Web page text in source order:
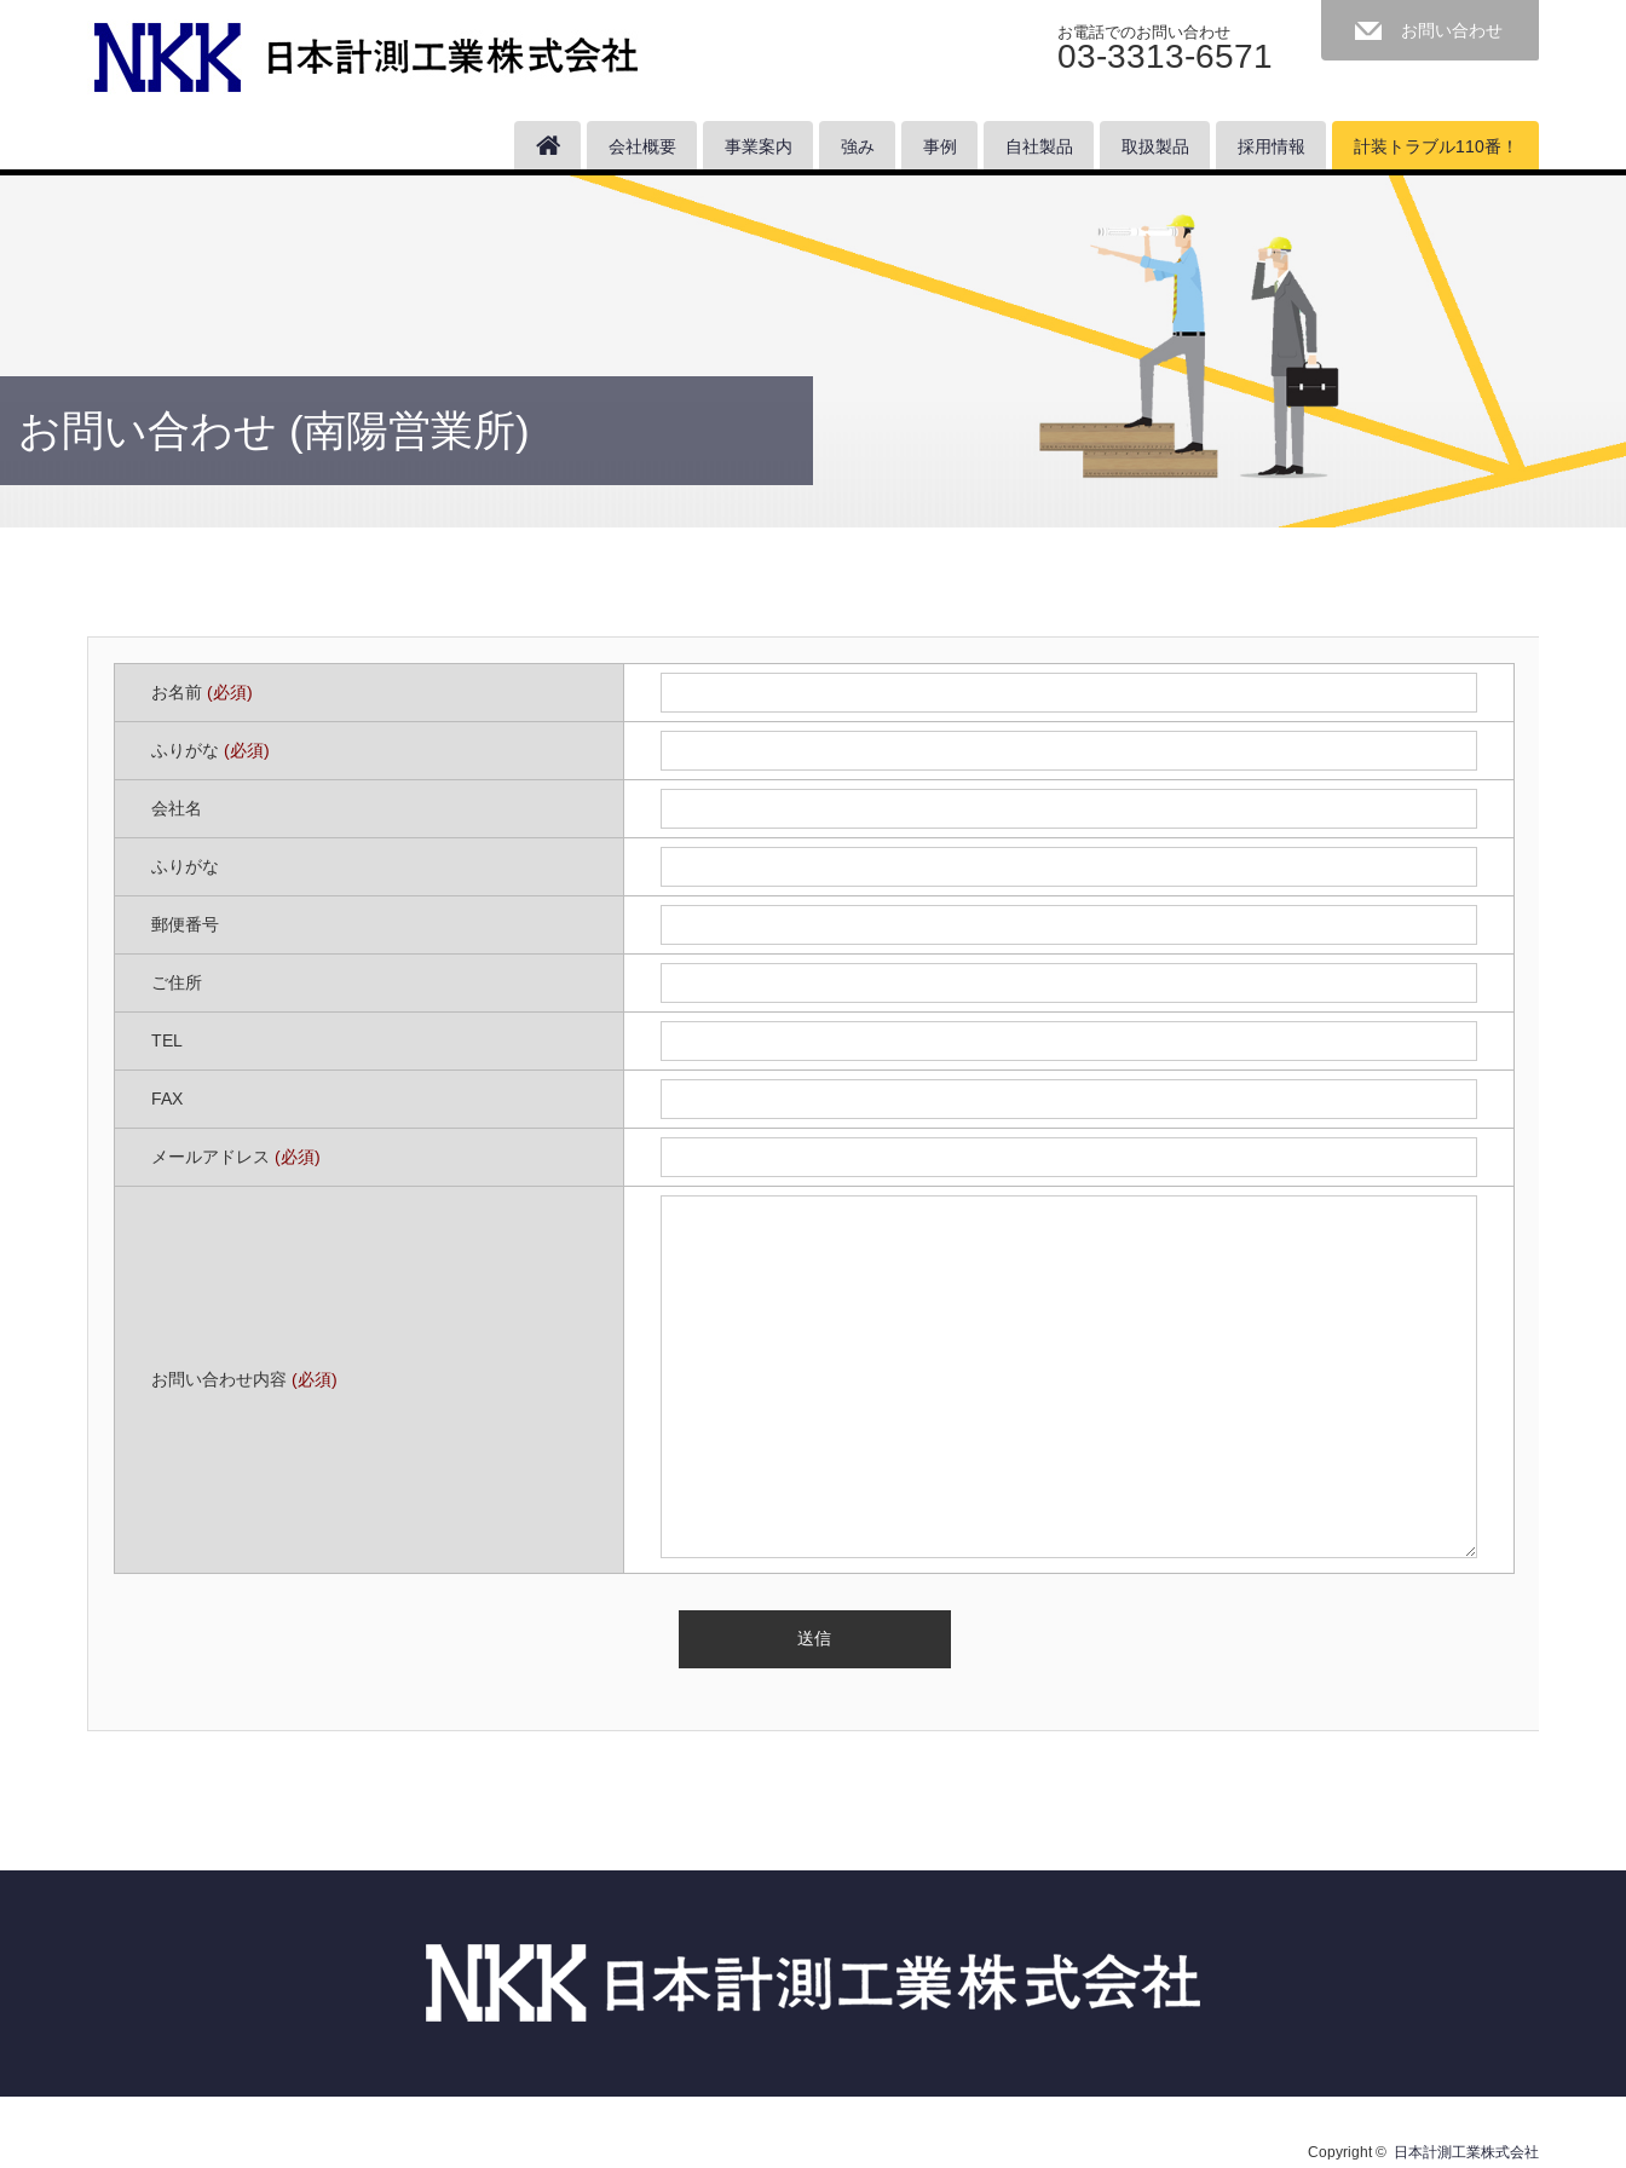
お電話でのお問い合わせ
03-3313-6571
お問い合わせ
会社概要 事業案内 強み 事例 自社製品 取扱製品 採用情報 計装トラブル110番！
お問い合わせ (南陽営業所)
お名前 (必須)
ふりがな (必須)
会社名
ふりがな
郵便番号
ご住所
TEL
FAX
メールアドレス (必須)
お問い合わせ内容 (必須)
Copyright © 日本計測工業株式会社